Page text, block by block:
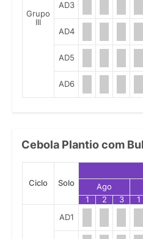
Grupo
III
AD3
AD4
AD5
AD6
Cebola Plantio com
Ciclo Solo Ago
1
2 3 1
AD1